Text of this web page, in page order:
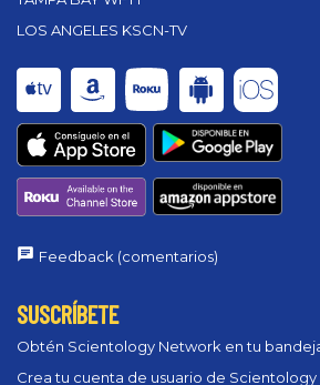
LOS ANGELES KSCN-TV
Feedback (comentarios)
SUSCRÍBETE
Obtén Scientology Network en tu
Crea tu cuenta de usuario de